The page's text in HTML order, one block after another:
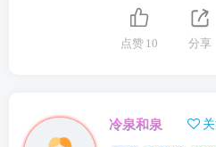
点赞 10 分享
冷泉和泉